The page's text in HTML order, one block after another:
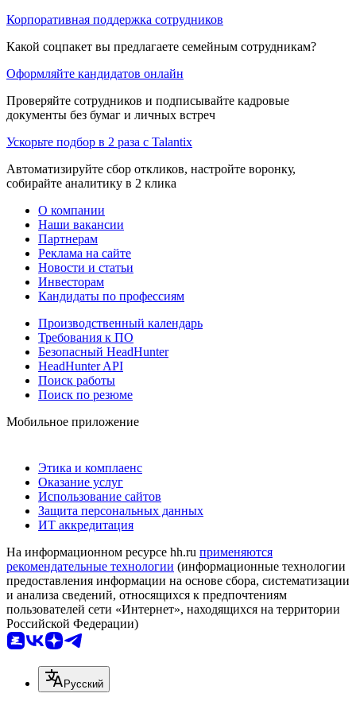
Корпоративная поддержка сотрудников
Какой соцпакет вы предлагаете семейным сотрудникам?
Оформляйте кандидатов онлайн
Проверяйте сотрудников и подписывайте кадровые
документы без бумаг и личных встреч
Ускорьте подбор в 2 раза с Talantix
Автоматизируйте сбор откликов, настройте воронку,
собирайте аналитику в 2 клика
О компании
Наши вакансии
Партнерам
Реклама на сайте
Новости и статьи
Инвесторам
Кандидаты по профессиям
Производственный календарь
Требования к ПО
Безопасный HeadHunter
HeadHunter API
Поиск работы
Поиск по резюме
Мобильное приложение
Этика и комплаенс
Оказание услуг
Использование сайтов
Защита персональных данных
ИТ аккредитация
На информационном ресурсе hh.ru применяются
рекомендательные технологии (информационные технологии
предоставления информации на основе сбора, систематизации
и анализа сведений, относящихся к предпочтениям
пользователей сети «Интернет», находящихся на территории
Российской Федерации)
Русский